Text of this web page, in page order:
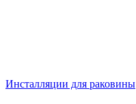
Инсталляции для раковины